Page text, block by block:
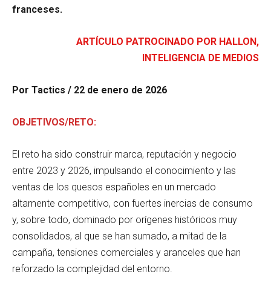
franceses.
ARTÍCULO PATROCINADO POR HALLON,
INTELIGENCIA DE MEDIOS
Por Tactics / 22 de enero de 2026
OBJETIVOS/RETO:
El reto ha sido construir marca, reputación y negocio
entre 2023 y 2026, impulsando el conocimiento y las
ventas de los quesos españoles en un mercado
altamente competitivo, con fuertes inercias de consumo
y, sobre todo, dominado por orígenes históricos muy
consolidados, al que se han sumado, a mitad de la
campaña, tensiones comerciales y aranceles que han
reforzado la complejidad del entorno.